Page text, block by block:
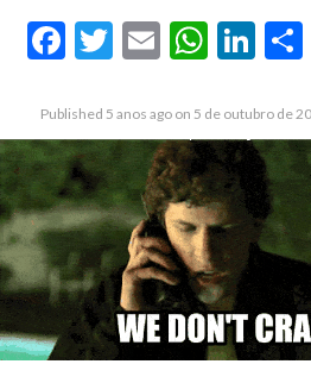
Facebook
Twitter
Email
Published 5 anos ago on 5 de outubro de